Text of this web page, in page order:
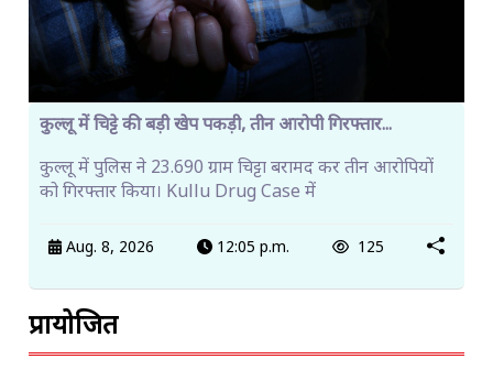
कुल्लू में चिट्टे की बड़ी खेप पकड़ी, तीन आरोपी गिरफ्तार...
कुल्लू में पुलिस ने 23.690 ग्राम चिट्टा बरामद कर तीन आरोपियों
को गिरफ्तार किया। Kullu Drug Case में
Aug. 8, 2026 12:05 p.m. 125
प्रायोजित